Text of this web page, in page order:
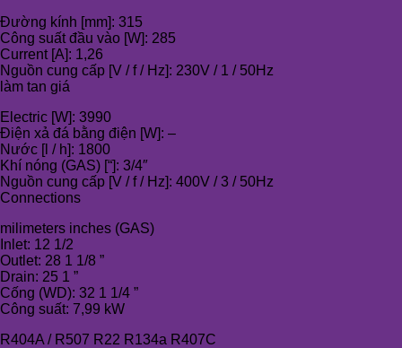
Đường kính [mm]: 315
Công suất đầu vào [W]: 285
Current [A]: 1,26
Nguồn cung cấp [V / f / Hz]: 230V / 1 / 50Hz
làm tan giá
Electric [W]: 3990
Điện xả đá bằng điện [W]: –
Nước [l / h]: 1800
Khí nóng (GAS) [“]: 3/4″
Nguồn cung cấp [V / f / Hz]: 400V / 3 / 50Hz
Connections
milimeters inches (GAS)
Inlet: 12 1/2
Outlet: 28 1 1/8 ”
Drain: 25 1 ”
Cống (WD): 32 1 1/4 ”
Công suất: 7,99 kW
R404A / R507 R22 R134a R407C